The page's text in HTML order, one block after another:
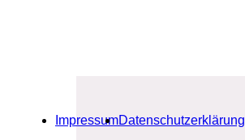
ImpressumDatenschutzerklärung